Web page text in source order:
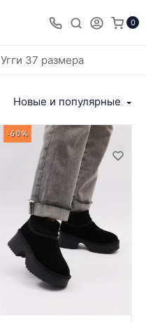
0
Угги 37 размера
Новые и популярные
-60%